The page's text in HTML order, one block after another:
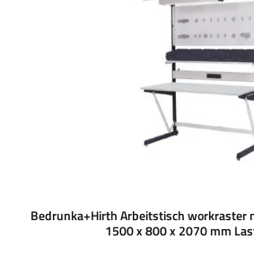
Bedrunka+Hirth Arbeitstisch
1500 x 800 x 2070 mm